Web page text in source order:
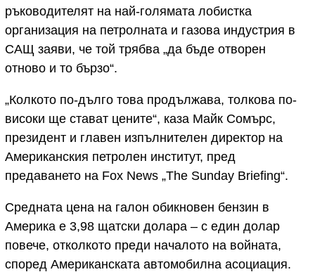
ръководителят на най-голямата лобистка
организация на петролната и газова индустрия в
САЩ заяви, че той трябва „да бъде отворен
отново и то бързо“.
„Колкото по-дълго това продължава, толкова по-
високи ще стават цените“, каза Майк Сомърс,
президент и главен изпълнителен директор на
Американския петролен институт, пред
предаването на Fox News „The Sunday Briefing“.
Средната цена на галон обикновен бензин в
Америка е 3,98 щатски долара – с един долар
повече, отколкото преди началото на войната,
според Американската автомобилна асоциация.